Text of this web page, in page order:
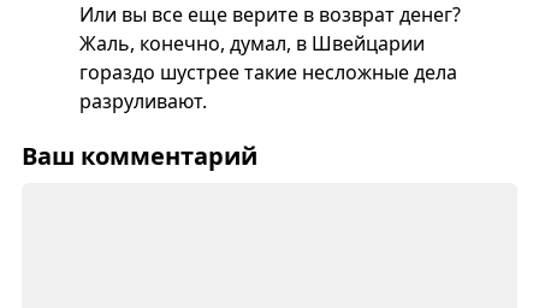
Или вы все еще верите в возврат денег?
Жаль, конечно, думал, в Швейцарии
гораздо шустрее такие несложные дела
разруливают.
Ваш комментарий